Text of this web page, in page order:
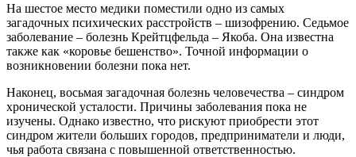
На шестое место медики поместили одно из самых
загадочных психических расстройств – шизофрению. Седьмое
заболевание – болезнь Крейтцфельда – Якоба. Она известна
также как «коровье бешенство». Точной информации о
возникновении болезни пока нет.
Наконец, восьмая загадочная болезнь человечества – синдром
хронической усталости. Причины заболевания пока не
изучены. Однако известно, что рискуют приобрести этот
синдром жители больших городов, предприниматели и люди,
чья работа связана с повышенной ответственностью.